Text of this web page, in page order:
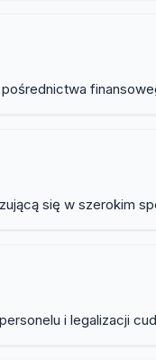
się w szerokim
i legalizacji